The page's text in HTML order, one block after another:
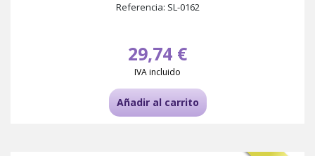
Referencia: SL-0162
29,74 €
IVA incluido
Añadir al carrito